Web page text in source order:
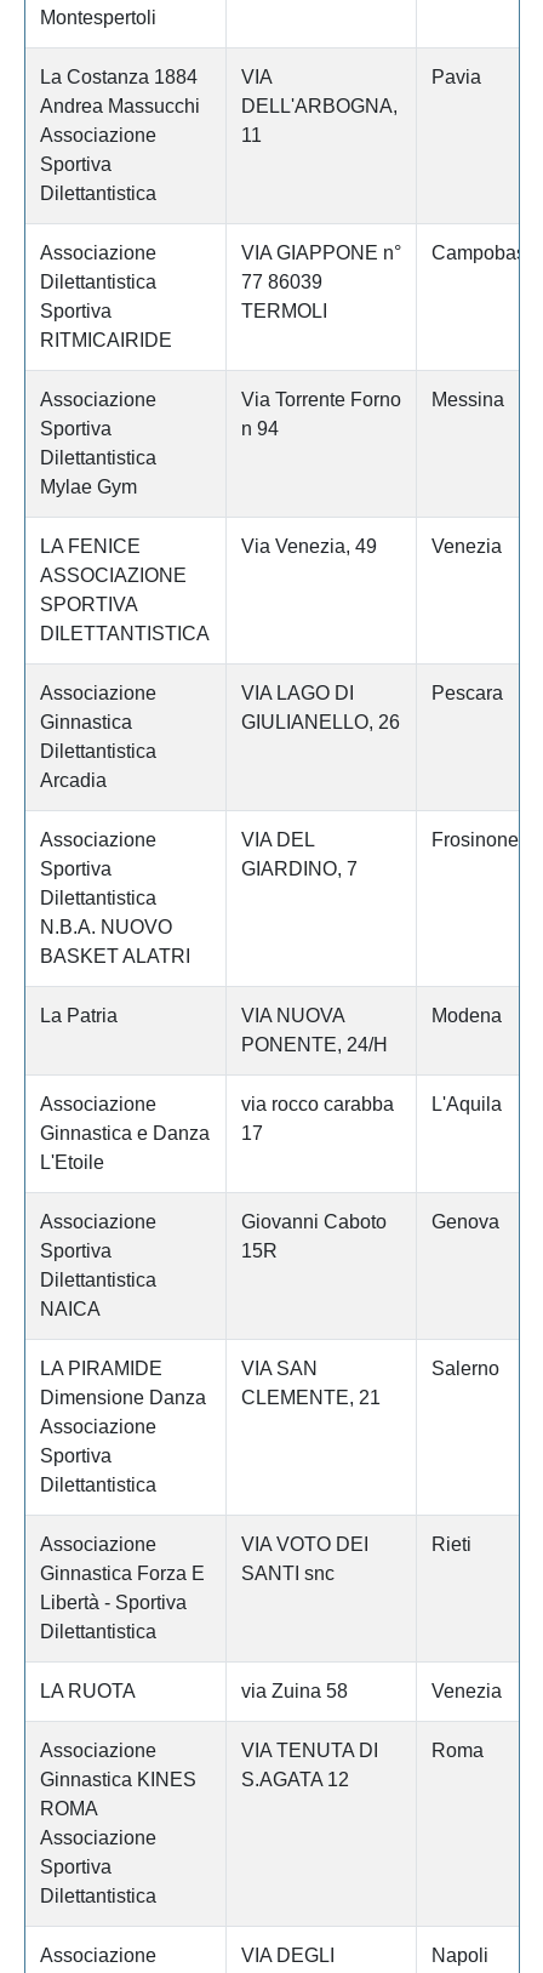
Montespertoli
La Costanza 1884
Andrea Massucchi
Associazione
Sportiva
Dilettantistica
VIA
DELL'ARBOGNA,
11
Pavia
Associazione
Dilettantistica
Sportiva
RITMICAIRIDE
VIA GIAPPONE n°
77 86039
TERMOLI
Associazione
Sportiva
Dilettantistica
Mylae Gym
Via Torrente Forno
n 94
Messina
LA FENICE
ASSOCIAZIONE
SPORTIVA
DILETTANTISTICA
Via Venezia, 49 Venezia
Associazione
Ginnastica
Dilettantistica
Arcadia
VIA LAGO DI
GIULIANELLO, 26
Pescara
Associazione
Sportiva
Dilettantistica
N.B.A. NUOVO
BASKET ALATRI
VIA DEL
GIARDINO, 7
Frosinone
La Patria
VIA NUOVA
PONENTE, 24/H
Modena
Associazione
Ginnastica e Danza
L'Etoile
via rocco carabba
17
L'Aquila
Associazione
Sportiva
Dilettantistica
NAICA
Giovanni Caboto
15R
Genova
LA PIRAMIDE
Dimensione Danza
Associazione
Sportiva
Dilettantistica
VIA SAN
CLEMENTE, 21
Salerno
Associazione
Ginnastica Forza E
Libertà - Sportiva
Dilettantistica
VIA VOTO DEI
SANTI snc
Rieti
LA RUOTA via Zuina 58 Venezia
Associazione
Ginnastica KINES
ROMA
Associazione
Sportiva
Dilettantistica
VIA TENUTA DI
S.AGATA 12
Roma
Associazione
VIA DEGLI
Napoli